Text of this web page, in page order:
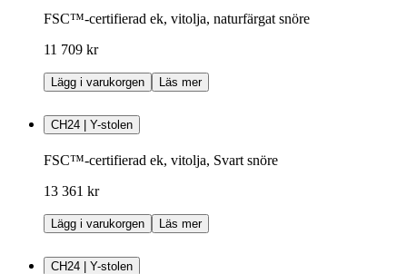
FSC™-certifierad ek, vitolja, naturfärgat snöre
11 709 kr
Lägg i varukorgen Läs mer
CH24 | Y-stolen
FSC™-certifierad ek, vitolja, Svart snöre
13 361 kr
Lägg i varukorgen Läs mer
CH24 | Y-stolen